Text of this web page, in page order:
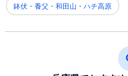
鉢伏・養父・和田山・ハチ高原